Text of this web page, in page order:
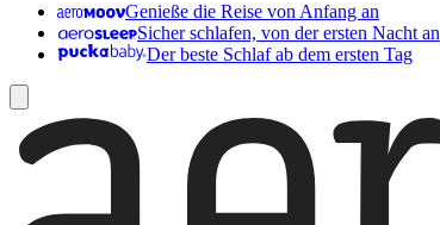
Genieße die Reise von Anfang an
Sicher schlafen, von der ersten Nacht an
Der beste Schlaf ab dem ersten Tag